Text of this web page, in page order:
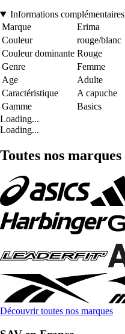
Informations complémentaires
Marque
Erima
Couleur
rouge/blanc
Couleur dominante Rouge
Genre
Femme
Age
Adulte
Caractéristique
A capuche
Gamme
Basics
Loading...
Loading...
Toutes nos marques
Découvrir toutes nos marques